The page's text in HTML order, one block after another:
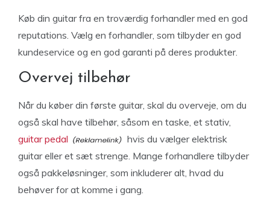
Køb din guitar fra en troværdig forhandler med en god
reputations. Vælg en forhandler, som tilbyder en god
kundeservice og en god garanti på deres produkter.
Overvej tilbehør
Når du køber din første guitar, skal du overveje, om du
også skal have tilbehør, såsom en taske, et stativ,
guitar pedal
hvis du vælger elektrisk
guitar eller et sæt strenge. Mange forhandlere tilbyder
også pakkeløsninger, som inkluderer alt, hvad du
behøver for at komme i gang.